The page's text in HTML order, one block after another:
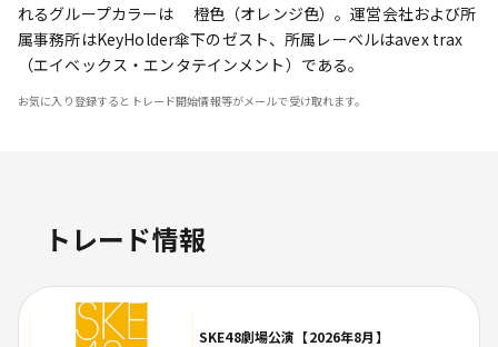
れるグループカラーは 橙色（オレンジ色）。運営会社および所
属事務所はKeyHolder傘下のゼスト、所属レーベルはavex trax
（エイベックス・エンタテインメント）である。
お気に入り登録するとトレード開始情報等がメールで受け取れます。
トレード情報
SKE48劇場公演【2026年8月】